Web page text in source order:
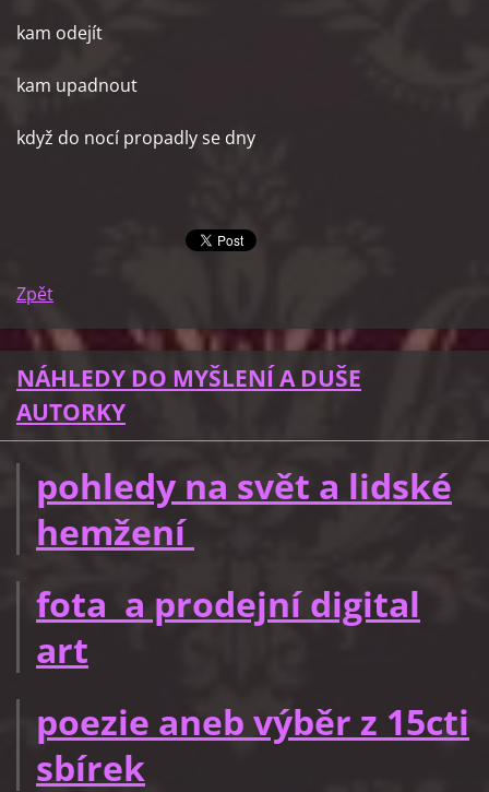
kam odejít
kam upadnout
když do nocí propadly se dny
Zpět
NÁHLEDY DO MYŠLENÍ A DUŠE
AUTORKY
pohledy na svět a lidské
hemžení
fota a prodejní digital
art
poezie aneb výběr z 15cti
sbírek